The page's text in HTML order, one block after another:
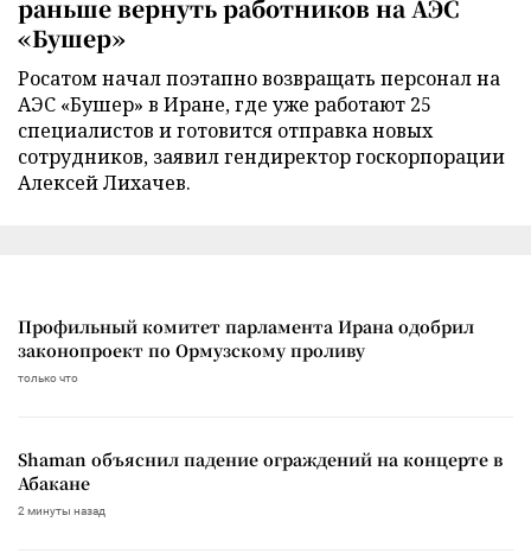
раньше вернуть работников на АЭС
«Бушер»
Росатом начал поэтапно возвращать персонал на
АЭС «Бушер» в Иране, где уже работают 25
специалистов и готовится отправка новых
сотрудников, заявил гендиректор госкорпорации
Алексей Лихачев.
Профильный комитет парламента Ирана одобрил
законопроект по Ормузскому проливу
только что
Shaman объяснил падение ограждений на концерте в
Абакане
2 минуты назад